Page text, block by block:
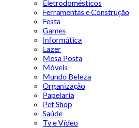
Eletrodomésticos
Ferramentas e Construção
Festa
Games
Informática
Lazer
Mesa Posta
Móveis
Mundo Beleza
Organização
Papelaria
Pet Shop
Saúde
Tv e Vídeo